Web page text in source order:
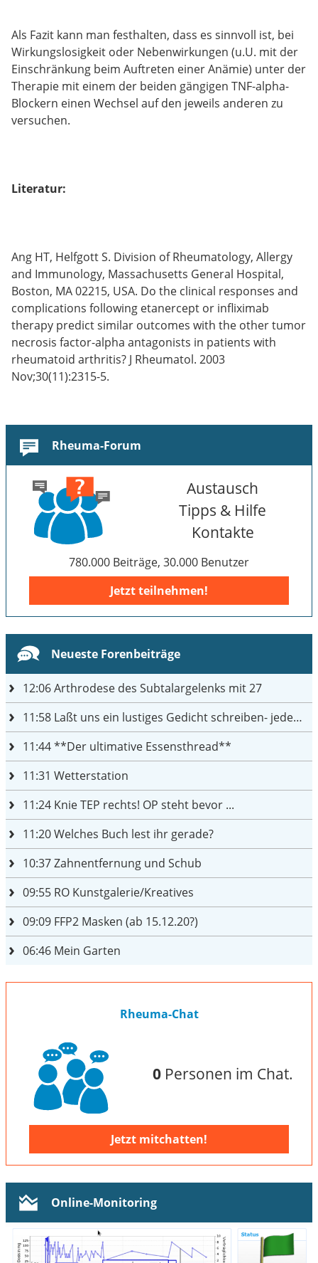
Als Fazit kann man festhalten, dass es sinnvoll ist, bei
Wirkungslosigkeit oder Nebenwirkungen (u.U. mit der
Einschränkung beim Auftreten einer Anämie) unter der
Therapie mit einem der beiden gängigen TNF-alpha-
Blockern einen Wechsel auf den jeweils anderen zu
versuchen.
Literatur:
Ang HT, Helfgott S. Division of Rheumatology, Allergy
and Immunology, Massachusetts General Hospital,
Boston, MA 02215, USA. Do the clinical responses and
complications following etanercept or infliximab
therapy predict similar outcomes with the other tumor
necrosis factor-alpha antagonists in patients with
rheumatoid arthritis? J Rheumatol. 2003
Nov;30(11):2315-5.
Rheuma-Forum
Austausch
Tipps & Hilfe
Kontakte
780.000 Beiträge, 30.000 Benutzer
Jetzt teilnehmen!
Neueste Forenbeiträge
12:06Arthrodese des Subtalargelenks mit 27
11:58 Laßt uns ein lustiges Gedicht schreiben- jeder einen Satz
11:44**Der ultimative Essensthread**
11:31 Wetterstation
11:24 Knie TEP rechts! OP steht bevor ...
11:20Welches Buch lest ihr gerade?
10:37Zahnentfernung und Schub
09:55 RO Kunstgalerie/Kreatives
09:09 FFP2 Masken (ab 15.12.20?)
06:46 Mein Garten
Rheuma-Chat
0Personen im Chat.
Jetzt mitchatten!
Online-Monitoring